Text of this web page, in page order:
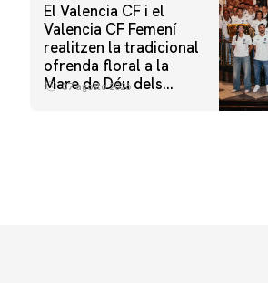
El Valencia CF i el
Valencia CF Femení
realitzen la tradicional
ofrenda floral a la
Mare de Déu dels
07 agosto 2026